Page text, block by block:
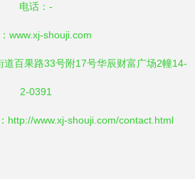
电话：-
www.xj-shouji.com
百果路33号附17号华辰财富广场2幢14-
2-0391
http://www.xj-shouji.com/contact.html